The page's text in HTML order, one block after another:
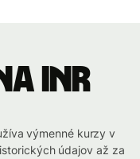
INR
výmenné kurzy v
údajov až za